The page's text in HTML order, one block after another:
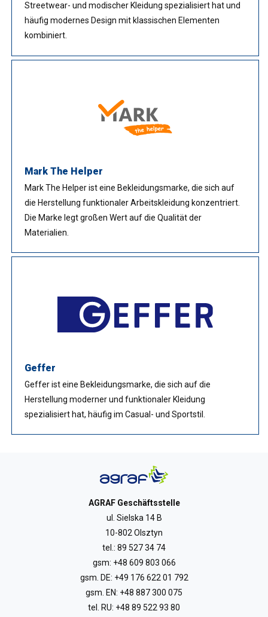
Streetwear- und modischer Kleidung spezialisiert hat und
häufig modernes Design mit klassischen Elementen
kombiniert.
Mark The Helper
Mark The Helper ist eine Bekleidungsmarke, die sich auf
die Herstellung funktionaler Arbeitskleidung konzentriert.
Die Marke legt großen Wert auf die Qualität der
Materialien.
Geffer
Geffer ist eine Bekleidungsmarke, die sich auf die
Herstellung moderner und funktionaler Kleidung
spezialisiert hat, häufig im Casual- und Sportstil.
AGRAF Geschäftsstelle
ul. Sielska 14 B
10-802 Olsztyn
tel.: 89 527 34 74
gsm: +48 609 803 066
gsm. DE: +49 176 622 01 792
gsm. EN: +48 887 300 075
tel. RU: +48 89 522 93 80